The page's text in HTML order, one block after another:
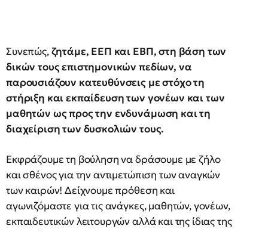
Συνεπώς,ζητάμε, ΕΕΠ και ΕΒΠ, στη βάση των
δικών τους επιστημονικών πεδίων, να
παρουσιάζουν κατευθύνσεις με στόχο τη
στήριξη και εκπαίδευση των γονέων και των
μαθητών ως προς την ενδυνάμωση και τη
διαχείριση των δυσκολιών τους.
Εκφράζουμε τη βούληση να δράσουμε με ζήλο
και σθένος για την αντιμετώπιση των αναγκών
των καιρών! Δείχνουμε πρόθεση και
αγωνιζόμαστε για τις ανάγκες, μαθητών, γονέων,
εκπαιδευτικών λειτουργών αλλά και της ίδιας της